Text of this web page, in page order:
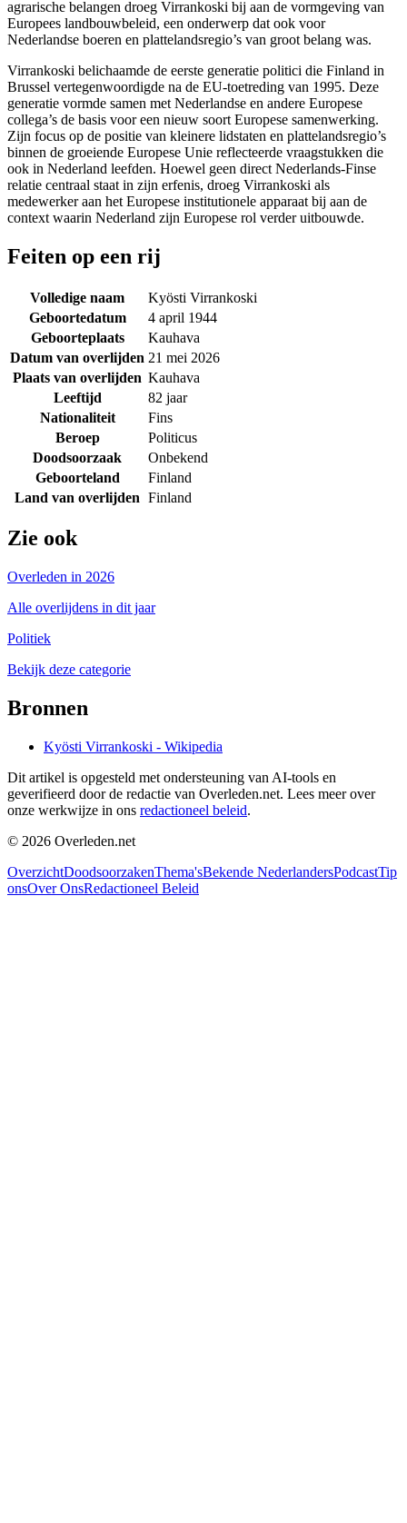
agrarische belangen droeg Virrankoski bij aan de vormgeving van
Europees landbouwbeleid, een onderwerp dat ook voor
Nederlandse boeren en plattelandsregio’s van groot belang was.
Virrankoski belichaamde de eerste generatie politici die Finland in
Brussel vertegenwoordigde na de EU-toetreding van 1995. Deze
generatie vormde samen met Nederlandse en andere Europese
collega’s de basis voor een nieuw soort Europese samenwerking.
Zijn focus op de positie van kleinere lidstaten en plattelandsregio’s
binnen de groeiende Europese Unie reflecteerde vraagstukken die
ook in Nederland leefden. Hoewel geen direct Nederlands-Finse
relatie centraal staat in zijn erfenis, droeg Virrankoski als
medewerker aan het Europese institutionele apparaat bij aan de
context waarin Nederland zijn Europese rol verder uitbouwde.
Feiten op een rij
Volledige naam
Kyösti Virrankoski
Geboortedatum
4 april 1944
Geboorteplaats
Kauhava
Datum van overlijden 21 mei 2026
Plaats van overlijden Kauhava
Leeftijd
82 jaar
Nationaliteit
Fins
Beroep
Politicus
Doodsoorzaak
Onbekend
Geboorteland
Finland
Land van overlijden Finland
Zie ook
Overleden in 2026
Alle overlijdens in dit jaar
Politiek
Bekijk deze categorie
Bronnen
Kyösti Virrankoski - Wikipedia
Dit artikel is opgesteld met ondersteuning van AI-tools en
geverifieerd door de redactie van Overleden.net. Lees meer over
onze werkwijze in ons redactioneel beleid.
© 2026 Overleden.net
OverzichtDoodsoorzakenThema'sBekende NederlandersPodcastTip
onsOver OnsRedactioneel Beleid